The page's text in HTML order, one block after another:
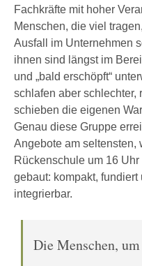
Fachkräfte mit hoher
Menschen, die viel
Ausfall im Unternehmen
ihnen sind längst im
und „bald erschöpft“
schlafen aber schlechter,
schieben die eigenen
Genau diese Gruppe
Angebote am seltensten,
Rückenschule um 16
gebaut: kompakt,
integrierbar.
Die Menschen,